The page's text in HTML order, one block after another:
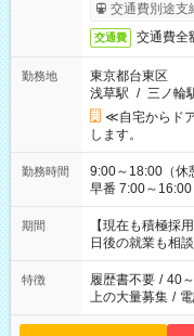
交通費別途支
交通費 交通費全
勤務地
東京都台東区
浅草駅 / 三ノ輪
≪自宅からド
します。
勤務時間
9:00～18:00（休憩60分） ■ご希望があれ
早番 7:00～16:00 遅番 10:00
い」 「余裕を持
たくない」 など、ご
の方へ 今ご覧の
の勤務時間。 合
期間
【現在も積極採
日後の就業も相
特徴 履歴書不要 / 40
上の大量募集 /